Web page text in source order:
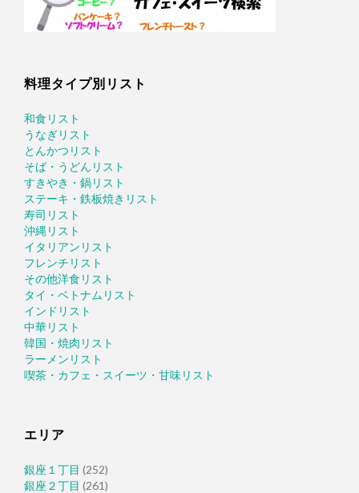
料理タイプ別リスト
和食リスト
うなぎリスト
とんかつリスト
そば・うどんリスト
すきやき・鍋リスト
ステーキ・鉄板焼きリスト
寿司リスト
沖縄リスト
イタリアンリスト
フレンチリスト
その他洋食リスト
タイ・ベトナムリスト
インドリスト
中華リスト
韓国・焼肉リスト
ラーメンリスト
喫茶・カフェ・スイーツ・甘味リスト
エリア
銀座１丁目 (252)
銀座２丁目 (261)